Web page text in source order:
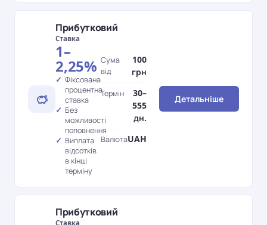
Прибутковий
Ставка
1–
2,25%
Фіксована
процентна
ставка
Без
можливості
поповнення
Виплата
відсотків
в кінці
терміну
Сума
від
100
грн
Термін
30–
555
дн.
ВалютаUAH
Детальніше
Прибутковий
Ставка